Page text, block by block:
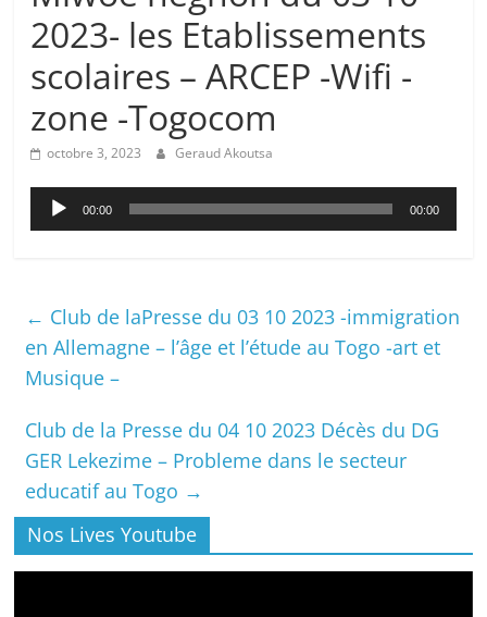
2023- les Etablissements
scolaires – ARCEP -Wifi -
zone -Togocom
octobre 3, 2023 Geraud Akoutsa
Lecteur
audio
00:00 00:00
← Club de laPresse du 03 10 2023 -immigration
en Allemagne – l’âge et l’étude au Togo -art et
Musique –
Club de la Presse du 04 10 2023 Décès du DG
GER Lekezime – Probleme dans le secteur
educatif au Togo →
Nos Lives Youtube